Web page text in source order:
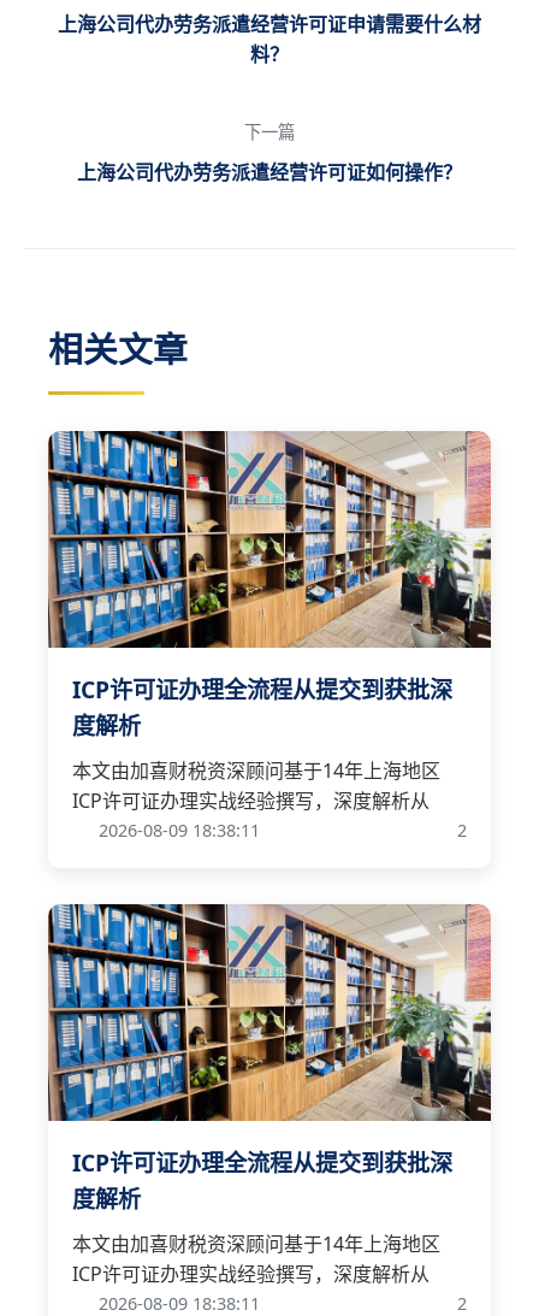
上海公司代办劳务派遣经营许可证申请需要什么材
料？
下一篇
上海公司代办劳务派遣经营许可证如何操作？
相关文章
ICP许可证办理全流程从提交到获批深
度解析
本文由加喜财税资深顾问基于14年上海地区
ICP许可证办理实战经验撰写，深度解析从
2026-08-09 18:38:11 2
ICP许可证办理全流程从提交到获批深
度解析
本文由加喜财税资深顾问基于14年上海地区
ICP许可证办理实战经验撰写，深度解析从
2026-08-09 18:38:11 2